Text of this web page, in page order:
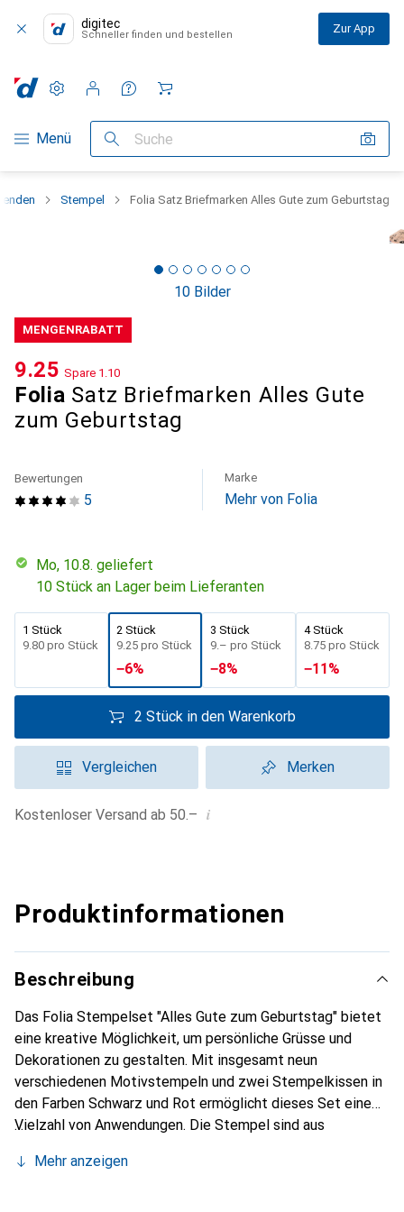
digitec
Schneller finden und bestellen Zur App
Navigation nach Kategorien
Menü Suche
Einstellungen
Kundenkonto
Vergleichslisten
Merklisten
Warenkorb
Stempel Folia Satz Briefmarken Alles Gute zum Geburtstag
10 Bilder
MENGENRABATT
Folia Satz Briefmarken Alles Gute
zum Geburtstag
CHF
9.25 Spare CHF
1.10
5
Bewertungen Marke
Mehr von Folia
Mo, 10.8. geliefert
10 Stück an Lager beim Lieferanten
1 Stück
CHF
9.80 pro Stück
2 Stück
CHF
9.25 pro Stück
−6%
3 Stück
CHF
9.– pro Stück
−8%
4 Stück
CHF
8.75 pro Stück
−11%
2 Stück in den Warenkorb
Vergleichen Merken
Kostenloser Versand ab 50.– i
Produktinformationen
Beschreibung
Das Folia Stempelset "Alles Gute zum Geburtstag" bietet
eine kreative Möglichkeit, um persönliche Grüsse und
Dekorationen zu gestalten. Mit insgesamt neun
verschiedenen Motivstempeln und zwei Stempelkissen in
den Farben Schwarz und Rot ermöglicht dieses Set eine
Vielzahl von Anwendungen. Die Stempel sind aus
von 1 bis 4 cm, was sie ideal für verschiedene Projekte
Mehr anzeigen